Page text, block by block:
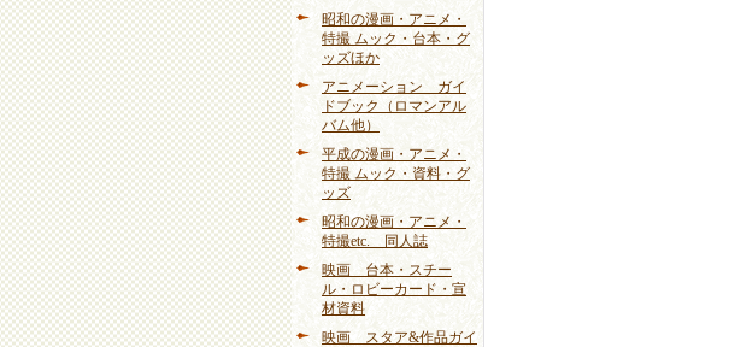
昭和の漫画・アニメ・
特撮 ムック・台本・グ
ッズほか
アニメーション ガイ
ドブック（ロマンアル
バム他）
平成の漫画・アニメ・
特撮 ムック・資料・グ
ッズ
昭和の漫画・アニメ・
特撮etc. 同人誌
映画 台本・スチー
ル・ロビーカード・宣
材資料
映画 スタア&作品ガイ